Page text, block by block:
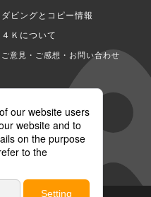
ダビングとコピー情報
４Ｋについて
ご意見・ご感想・お問い合わせ
テレ朝チャンネル